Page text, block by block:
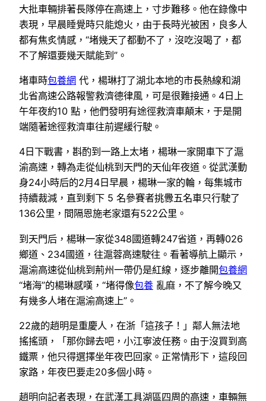
大批車輛排著長隊停在高速上，寸步難移。他在錄像中
表現，早晨睡覺時只能熄火，由于長時光被困，良多人
都有焦炙情感，“堵幾天了都動不了，沒吃沒喝了，都
不了解還要幾天賦能到”。
堵車時包養網 代，楊琳打了湖北本地的市長熱線和湖
北省高速公路報警救濟德律風，可是很難接通。4日上
午年夜約10 點，他們發明有途徑救濟車顛末，于是開
端隨著途徑救濟車往前遲緩行駛。
4日下戰書，斟酌到一路上太堵，楊琳一家開車下了滬
渝高速，轉為走從仙桃到天門的天仙年夜道。從武漢動
身24小時后的2月4日早晨，楊琳一家的輪，每集城市
持續裁減，直到剩下 5 名參賽者挑釁五名車只行駛了
136公里，間隔恩施老家還有522公里。
到天門后，楊琳一家從348國道轉247省道，再轉026
鄉道、234國道，往滬蓉高速駛往。看著導航上顯示，
滬渝高速從仙桃到荊州一帶仍是紅線，逐步離開包養網
“堵海”的楊琳感嘆，“堵得像包養 亂麻，不了解今晚又
有幾多人堵在滬渝高速上”。
22歲的趙明是重慶人，在浙「這孩子！」鄰人無法地
搖搖頭，「那你歸去吧，小江寧波任務。由于沒買到高
鐵票，他只得選擇坐年夜巴回家。正常情形下，這段回
家路，年夜巴要走20多個小時。
趙明向記者表現，在武漢工具湖區四周的高速，車輛無